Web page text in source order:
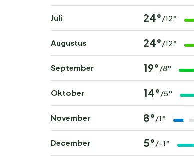
Juli 24° /12°
Augustus 24° /12°
September 19° /8°
Oktober 14° /5°
November 8° /1°
December 5° /-1°